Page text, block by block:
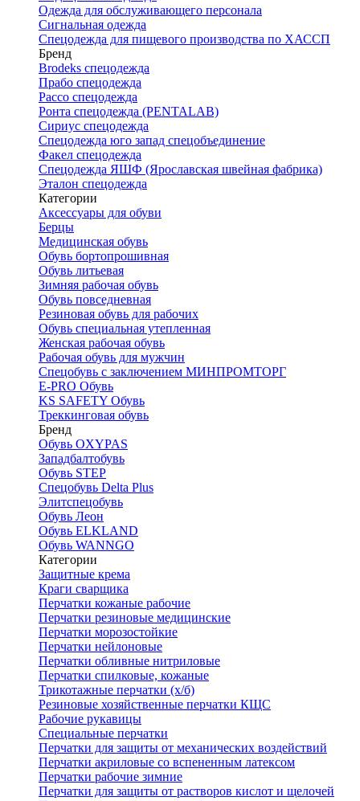
Одежда для обслуживающего персонала
Сигнальная одежда
Спецодежда для пищевого производства по ХАССП
Бренд
Brodeks спецодежда
Прабо спецодежда
Рассо спецодежда
Ронта спецодежда (PENTALAB)
Сириус спецодежда
Спецодежда юго запад спецобъединение
Факел спецодежда
Спецодежда ЯШФ (Ярославская швейная фабрика)
Эталон спецодежда
Категории
Аксессуары для обуви
Берцы
Медицинская обувь
Обувь бортопрошивная
Обувь литьевая
Зимняя рабочая обувь
Обувь повседневная
Резиновая обувь для рабочих
Обувь специальная утепленная
Женская рабочая обувь
Рабочая обувь для мужчин
Спецобувь с заключением МИНПРОМТОРГ
E-PRO Обувь
KS SAFETY Обувь
Треккинговая обувь
Бренд
Обувь OXYPAS
Западбалтобувь
Обувь STEP
Спецобувь Delta Plus
Элитспецобувь
Обувь Леон
Обувь ELKLAND
Обувь WANNGO
Категории
Защитные крема
Краги сварщика
Перчатки кожаные рабочие
Перчатки резиновые медицинские
Перчатки морозостойкие
Перчатки нейлоновые
Перчатки обливные нитриловые
Перчатки спилковые, кожаные
Трикотажные перчатки (х/б)
Резиновые хозяйственные перчатки КЩС
Рабочие рукавицы
Специальные перчатки
Перчатки для защиты от механических воздействий
Перчатки акриловые со вспененным латексом
Перчатки рабочие зимние
Перчатки для защиты от растворов кислот и щелочей